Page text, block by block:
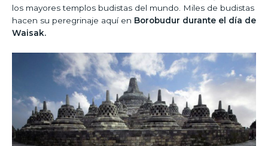
los mayores templos budistas del mundo. Miles de budistas
hacen su peregrinaje aquí en Borobudur durante el día de
Waisak.